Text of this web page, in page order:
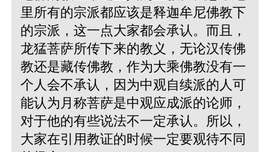
里所有的宗派都应该是释迦牟尼佛教下
的宗派，这一点大家都会承认。而且，
龙猛菩萨所传下来的教义，无论汉传佛
教还是藏传佛教，作为大乘佛教没有一
个人会不承认，因为中观自续派的人可
能认为月称菩萨是中观应成派的论师，
对于他的有些说法不一定承认。所以，
大家在引用教证的时候一定要观待不同